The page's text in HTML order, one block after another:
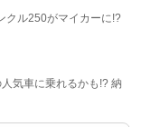
クル250がマイカーに!?
気車に乗れるかも!? 納